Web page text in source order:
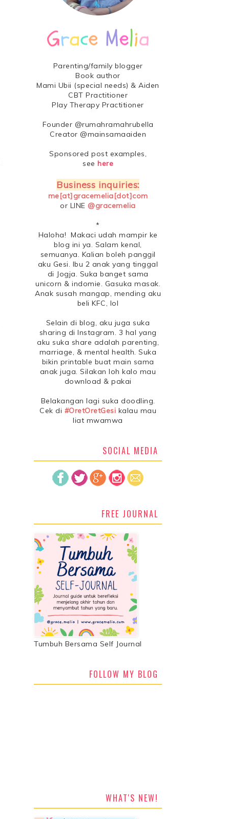
Parenting/family blogger
Book author
Mami Ubii (special needs) & Aiden
CBT Practitioner
Play Therapy Practitioner
Founder @rumahramahrubella
Creator @mainsamaaiden
Sponsored post examples,
see here
Business inquiries:
me[at]gracemelia[dot]com
or LINE @gracemelia
*
Haloha! Makaci udah mampir ke
blog ini ya. Salam kenal,
semuanya. Kalian boleh panggil
aku Gesi. Ibu 2 anak yang tinggal
di Jogja. Suka banget sama
unicorn & indomie. Gasuka masak.
Anak susah mangap, mending aku
beli KFC, lol
Selain di blog, aku juga suka
sharing di Instagram. 3 hal yang
aku suka share adalah parenting,
marriage, & mental health. Suka
bikin printable buat main sama
anak juga. Silakan loh kalo mau
download & pakai
Belakangan lagi suka doodling.
Cek di #OretOretGesi kalau mau
liat mwamwa
SOCIAL MEDIA
FREE JOURNAL
Tumbuh Bersama Self Journal
FOLLOW MY BLOG
WHAT'S NEW!